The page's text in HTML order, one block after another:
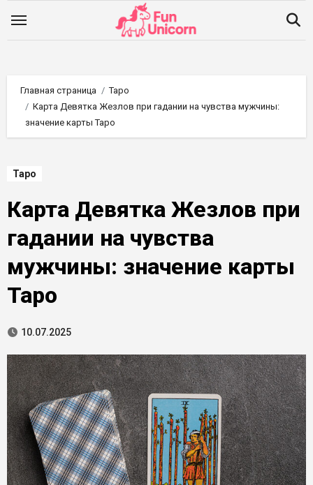
Главная страница
Таро
Карта Девятка Жезлов при гадании на чувства мужчины:
значение карты Таро
Таро
Карта Девятка Жезлов при
гадании на чувства
мужчины: значение карты
Таро
10.07.2025